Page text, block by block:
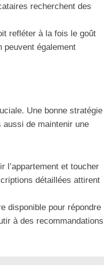
recherchent des
refléter à la fois le goût
peuvent également
Une bonne stratégie
de maintenir une
l’appartement et toucher
détaillées attirent
disponible pour répondre
à des recommandations